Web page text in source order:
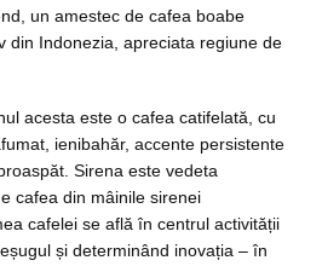
un amestec de cafea boabe
din Indonezia, apreciata regiune de
acesta este o cafea catifelată, cu
ienibahăr, accente persistente
Sirena este vedeta
cafea din mâinile sirenei
cafelei se află în centrul activității
și determinând inovația – în